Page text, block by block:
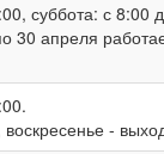
суббота: с 8:00
30 апреля
-